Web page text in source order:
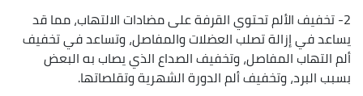
2- تخفيف الألم تحتوي القرفة على مضادات الالتهاب، مما قد
يساعد في إزالة تصلب العضلات والمفاصل، وتساعد في تخفيف
ألم التهاب المفاصل، وتخفيف الصداع الذي يصاب به البعض
بسبب البرد، وتخفيف ألم الدورة الشهرية وتقلصاتها.